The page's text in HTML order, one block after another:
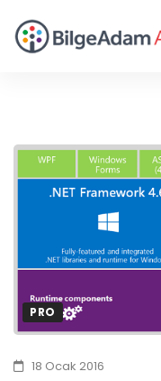
PRO
18 Ocak 2016